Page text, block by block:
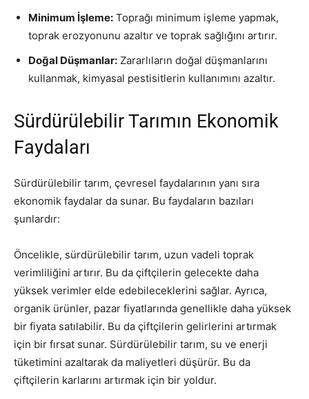
Minimum İşleme: Toprağı minimum işleme yapmak,
toprak erozyonunu azaltır ve toprak sağlığını artırır.
Doğal Düşmanlar: Zararlıların doğal düşmanlarını
kullanmak, kimyasal pestisitlerin kullanımını azaltır.
Sürdürülebilir Tarımın Ekonomik
Faydaları
Sürdürülebilir tarım, çevresel faydalarının yanı sıra
ekonomik faydalar da sunar. Bu faydaların bazıları
şunlardır:
Öncelikle, sürdürülebilir tarım, uzun vadeli toprak
verimliliğini artırır. Bu da çiftçilerin gelecekte daha
yüksek verimler elde edebileceklerini sağlar. Ayrıca,
organik ürünler, pazar fiyatlarında genellikle daha yüksek
bir fiyata satılabilir. Bu da çiftçilerin gelirlerini artırmak
için bir fırsat sunar. Sürdürülebilir tarım, su ve enerji
tüketimini azaltarak da maliyetleri düşürür. Bu da
çiftçilerin karlarını artırmak için bir yoldur.